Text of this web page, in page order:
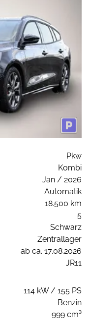
Pkw
Kombi
Jan / 2026
Automatik
18.500 km
5
Schwarz
Zentrallager
ab ca. 17.08.2026
JR11
114 kW / 155 PS
Benzin
999 cm³